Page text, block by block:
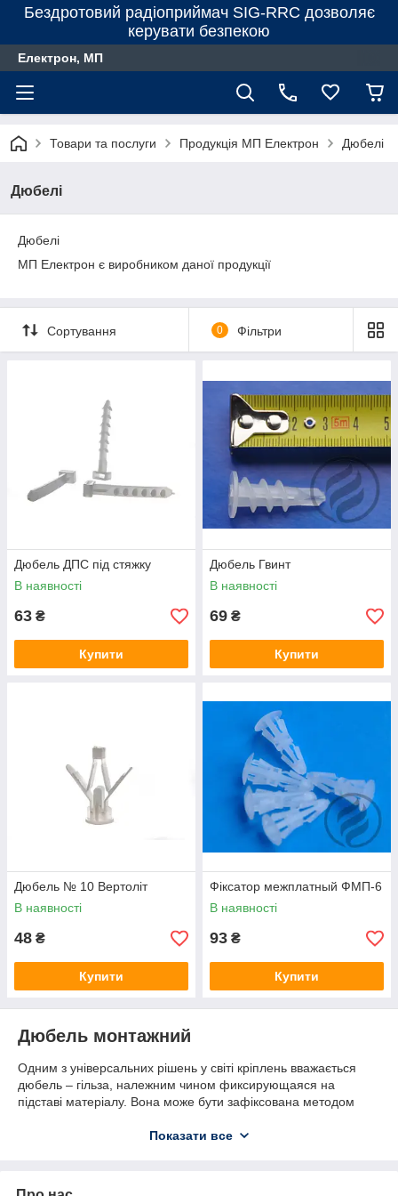
Бездротовий радіоприймач SIG-RRC дозволяє
керувати безпекою
Електрон, МП
Товари та послуги Продукція МП Електрон Дюбелі
Дюбелі
Дюбелі
МП Електрон є виробником даної продукції
Сортування 0 Фільтри
Дюбель ДПС під стяжку
В наявності
63 ₴
Купити
Дюбель Гвинт
В наявності
69 ₴
Купити
Дюбель № 10 Вертоліт
В наявності
48 ₴
Купити
Фіксатор межплатный ФМП-6
В наявності
93 ₴
Купити
Дюбель монтажний
Одним з універсальних рішень у світі кріплень вважається
дюбель – гільза, належним чином фиксирующаяся на
підставі матеріалу. Вона може бути зафіксована методом
елементів забезпечується здатністю гільзи змінювати свою
монтажного дюбеля можуть виступати цвяхи, шурупи або
Показати все